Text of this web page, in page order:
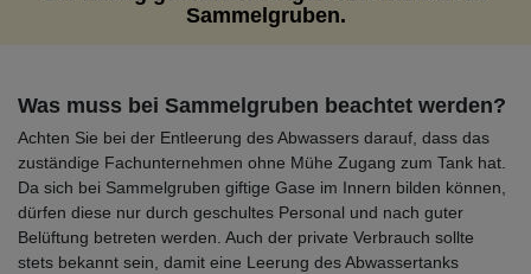
Sammelgruben.
Was muss bei Sammelgruben beachtet werden?
Achten Sie bei der Entleerung des Abwassers darauf, dass das
zuständige Fachunternehmen ohne Mühe Zugang zum Tank hat.
Da sich bei Sammelgruben giftige Gase im Innern bilden können,
dürfen diese nur durch geschultes Personal und nach guter
Belüftung betreten werden. Auch der private Verbrauch sollte
stets bekannt sein, damit eine Leerung des Abwassertanks